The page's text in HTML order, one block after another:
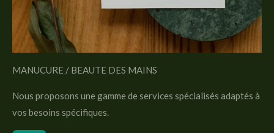
MANUCURE / BEAUTE DES MAINS
Nous proposons une gamme de services spécialisés adaptés à
vos besoins spécifiques.